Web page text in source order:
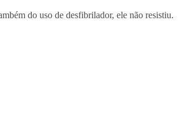
do uso de desfibrilador, ele não resistiu.